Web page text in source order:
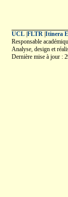
UCL| FLTR| Itinera
Responsable
Analyse, design et
Dernière mise à jour :